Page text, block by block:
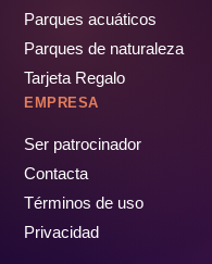
Parques acuáticos
Parques de naturaleza
Tarjeta Regalo
EMPRESA
Ser patrocinador
Contacta
Términos de uso
Privacidad